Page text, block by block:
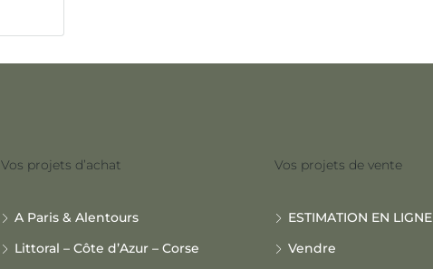
Vos projets d’achat
A Paris & Alentours
Littoral – Côte d’Azur – Corse
Vos projets de vente
ESTIMATION EN LIGNE
Vendre